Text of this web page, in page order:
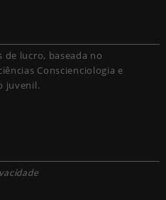
de lucro, baseada no
Conscienciologia e
juvenil.